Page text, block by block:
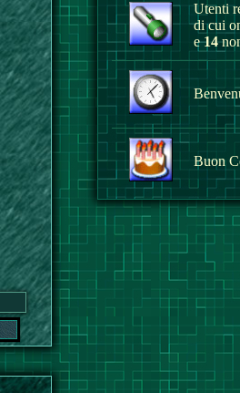
Utenti
di cui
e14
Buon